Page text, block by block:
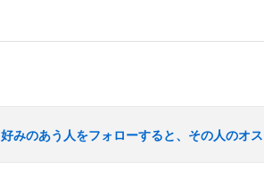
好みのあう人をフォローすると、その人のオ